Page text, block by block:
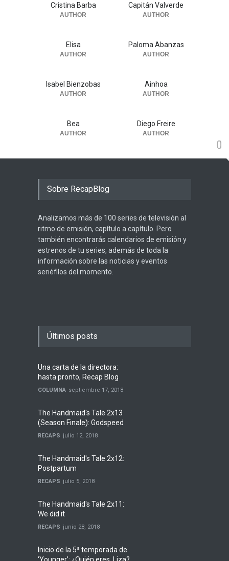
0
Cristina Barba
AUTHOR
0
Capitán Valverde
AUTHOR
0
Elisa
AUTHOR
0
Paloma Abanzas
AUTHOR
0
Isabel Bienzobas
AUTHOR
0
Ainhoa
AUTHOR
0
Bea
AUTHOR
0
Diego Freire
AUTHOR
Sobre RecapBlog
Analizamos más de 100 series de televisión al
ritmo de emisión, capítulo a capítulo. Pero
también encontrarás calendarios de emisión y
estrenos de tu series, además de toda la
información sobre las noticias y eventos
seriéfilos del momento.
Últimos posts
Una carta de la directora:
hasta pronto, Recap Blog
COLUMNA septiembre 17, 2018
The Handmaid's Tale 2x13
(Season Finale): Godspeed
RECAPS julio 12, 2018
The Handmaid's Tale 2x12:
Postpartum
RECAPS julio 5, 2018
The Handmaid's Tale 2x11:
We did it
RECAPS junio 28, 2018
Inicio de la 5ª temporada de
‘Younger’: ¿Quién eres, Liza?